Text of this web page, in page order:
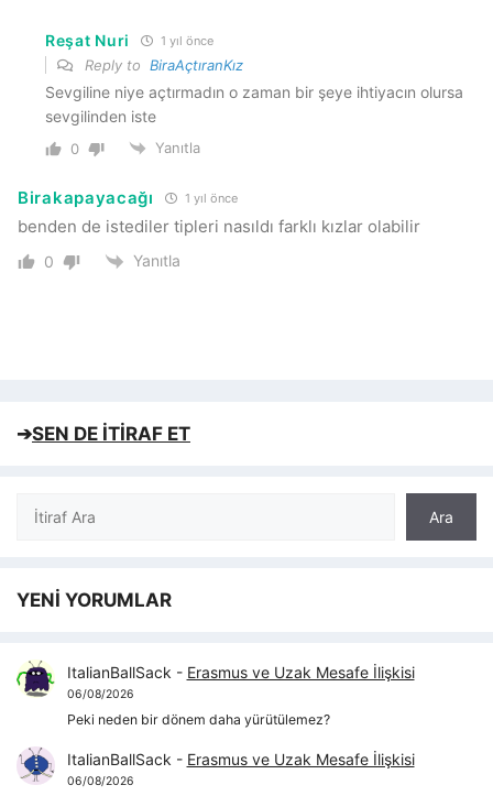
Reşat Nuri 1 yıl önce
Reply to BiraAçtıranKız
Sevgiline niye açtırmadın o zaman bir şeye ihtiyacın olursa
sevgilinden iste
0 Yanıtla
Birakapayacağı 1 yıl önce
benden de istediler tipleri nasıldı farklı kızlar olabilir
0 Yanıtla
➔SEN DE İTİRAF ET
Ara
Ara
YENİ YORUMLAR
ItalianBallSack - Erasmus ve Uzak Mesafe İlişkisi
06/08/2026
Peki neden bir dönem daha yürütülemez?
ItalianBallSack - Erasmus ve Uzak Mesafe İlişkisi
06/08/2026